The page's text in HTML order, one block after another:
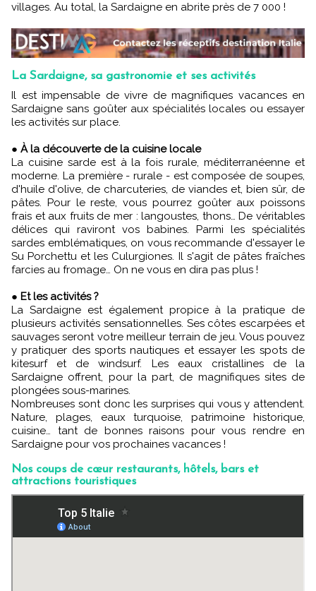
villages. Au total, la Sardaigne en abrite près de 7 000 !
La Sardaigne, sa gastronomie et ses activités
Il est impensable de vivre de magnifiques vacances en
Sardaigne sans goûter aux spécialités locales ou essayer
les activités sur place.
● À la découverte de la cuisine locale
La cuisine sarde est à la fois rurale, méditerranéenne et
moderne. La première - rurale - est composée de soupes,
d'huile d'olive, de charcuteries, de viandes et, bien sûr, de
pâtes. Pour le reste, vous pourrez goûter aux poissons
frais et aux fruits de mer : langoustes, thons… De véritables
délices qui raviront vos babines. Parmi les spécialités
sardes emblématiques, on vous recommande d'essayer le
Su Porchettu et les Culurgiones. Il s'agit de pâtes fraîches
farcies au fromage… On ne vous en dira pas plus !
● Et les activités ?
La Sardaigne est également propice à la pratique de
plusieurs activités sensationnelles. Ses côtes escarpées et
sauvages seront votre meilleur terrain de jeu. Vous pouvez
y pratiquer des sports nautiques et essayer les spots de
kitesurf et de windsurf. Les eaux cristallines de la
Sardaigne offrent, pour la part, de magnifiques sites de
plongées sous-marines.
Nombreuses sont donc les surprises qui vous y attendent.
Nature, plages, eaux turquoise, patrimoine historique,
cuisine… tant de bonnes raisons pour vous rendre en
Sardaigne pour vos prochaines vacances !
Nos coups de cœur restaurants, hôtels, bars et
attractions touristiques